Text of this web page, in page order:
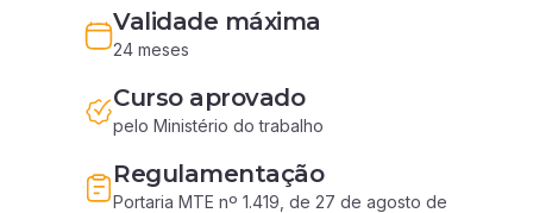
Validade máxima
24 meses
Curso aprovado
pelo Ministério do trabalho
Regulamentação
Portaria MTE nº 1.419, de 27 de agosto de